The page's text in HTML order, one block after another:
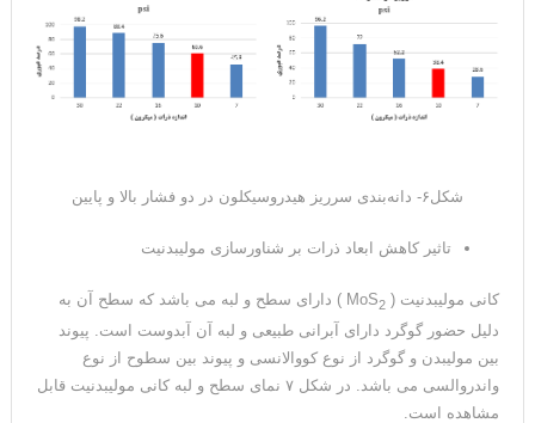
شکل۶- دانه‌بندی سرریز هیدروسیکلون در دو فشار بالا و پایین
تاثیر کاهش ابعاد ذرات بر شناورسازی مولیبدنیت
کانی مولیبدنیت ( MoS 2
) دارای سطح و لبه می باشد که سطح آن به
دلیل حضور گوگرد دارای آبرانی طبیعی و لبه آن آبدوست است. پیوند
بین مولیبدن و گوگرد از نوع کووالانسی و پیوند بین سطوح از نوع
واندروالسی می باشد. در شکل ۷ نمای سطح و لبه کانی مولیبدنیت قابل
مشاهده است.